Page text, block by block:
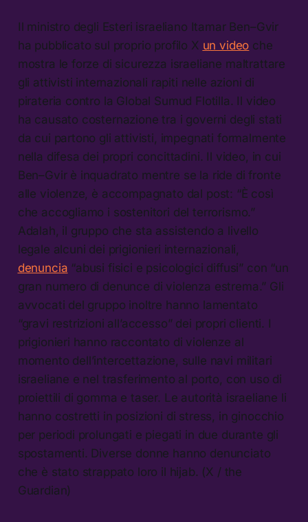
Il ministro degli Esteri israeliano Itamar Ben–Gvir
ha pubblicato sul proprio profilo X un video che
mostra le forze di sicurezza israeliane maltrattare
gli attivisti internazionali rapiti nelle azioni di
pirateria contro la Global Sumud Flotilla. Il video
ha causato costernazione tra i governi degli stati
da cui partono gli attivisti, impegnati formalmente
nella difesa dei propri concittadini. Il video, in cui
Ben–Gvir è inquadrato mentre se la ride di fronte
alle violenze, è accompagnato dal post: “È così
che accogliamo i sostenitori del terrorismo.”
Adalah, il gruppo che sta assistendo a livello
legale alcuni dei prigionieri internazionali,
denuncia “abusi fisici e psicologici diffusi” con “un
gran numero di denunce di violenza estrema.” Gli
avvocati del gruppo inoltre hanno lamentato
“gravi restrizioni all’accesso” dei propri clienti. I
prigionieri hanno raccontato di violenze al
momento dell’intercettazione, sulle navi militari
israeliane e nel trasferimento al porto, con uso di
proiettili di gomma e taser. Le autorità israeliane li
hanno costretti in posizioni di stress, in ginocchio
per periodi prolungati e piegati in due durante gli
spostamenti. Diverse donne hanno denunciato
che è stato strappato loro il hijab. (X / the
Guardian)